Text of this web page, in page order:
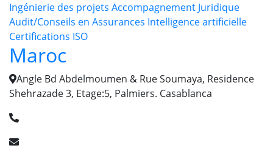
Ingénierie des projets Accompagnement Juridique
Audit/Conseils en Assurances Intelligence artificielle
Certifications ISO
Maroc
Angle Bd Abdelmoumen & Rue Soumaya, Residence
Shehrazade 3, Etage:5, Palmiers. Casablanca